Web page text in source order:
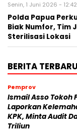
Senin, 1 Juni 2026 -
Polda Papua
Biak Numfor, Tim
Sterilisasi Lokasi
BERITA TERBARU
Pemprov
Ismail Asso Tokoh
Laporkan
KPK, Minta Audit
Triliun